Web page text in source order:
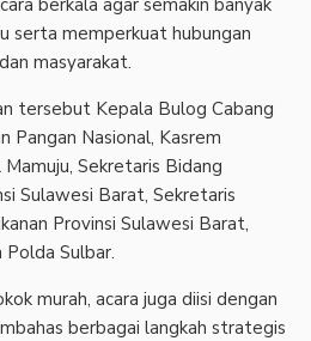
serta memperkuat hubungan
masyarakat.
tersebut Kepala Bulog Cabang
Pangan Nasional, Kasrem
Sekretaris Bidang
Sulawesi Barat, Sekretaris
Provinsi Sulawesi Barat,
Sulbar.
murah, acara juga diisi dengan
berbagai langkah strategis